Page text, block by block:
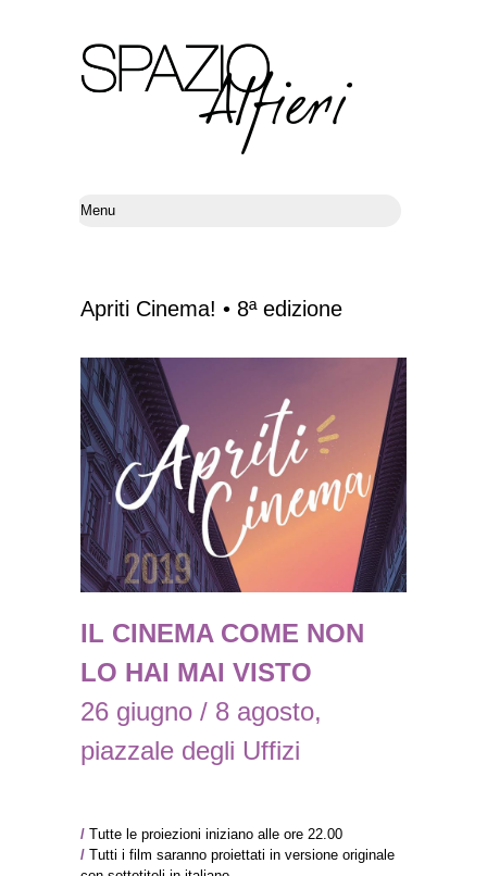
Apriti Cinema! • 8ª edizione
IL CINEMA COME NON
LO HAI MAI VISTO
26 giugno / 8 agosto,
piazzale degli Uffizi
/ Tutte le proiezioni iniziano alle ore 22.00
/ Tutti i film saranno proiettati in versione originale